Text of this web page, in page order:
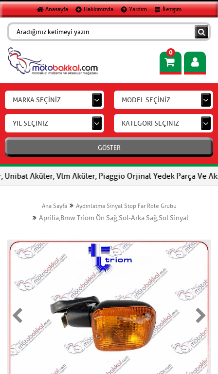
Anasayfa Hakkımızda Yardım İletişim
0
MARKA SEÇİNİZ MODEL SEÇİNİZ
YIL SEÇİNİZ KATEGORİ SEÇİNİZ
GÖSTER
Aküler, Vlm Aküler, Piaggio Orjinal Yedek Parça Ve
Ana Sayfa Aydınlatma Sinyal Stop Far Role Grubu
Aprilia,Bmw Triom Ön Sağ,Sol-Arka Sağ,Sol Sinyal